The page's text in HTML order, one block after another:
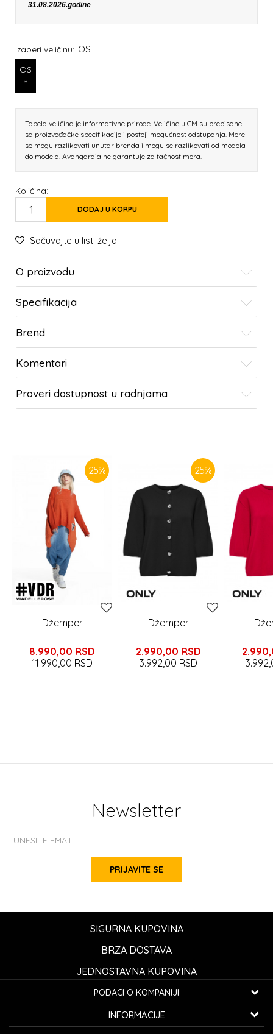
31.08.2026.godine
Izaberi veličinu: OS
OS
*
Tabela veličina je informativne prirode. Veličine u CM su prepisane
sa proizvođačke specifikacije i postoji mogućnost odstupanja. Mere
se mogu razlikovati unutar brenda i mogu se razlikovati od modela
do modela. Avangardia ne garantuje za tačnost mera.
Količina:
DODAJ U KORPU
Sačuvajte u listi želja
O proizvodu
Specifikacija
Brend
Komentari
Proveri dostupnost u radnjama
25%
Džemper
8.990,00 RSD
11.990,00RSD
25%
Džemper
2.990,00 RSD
3.992,00RSD
Newsletter
PRIJAVITE SE
SIGURNA KUPOVINA
BRZA DOSTAVA
JEDNOSTAVNA KUPOVINA
PODACI O KOMPANIJI
K...G... Fashion d.o.o.
INFORMACIJE